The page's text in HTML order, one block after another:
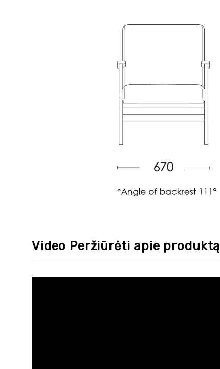
Video Peržiūrėti apie produktą